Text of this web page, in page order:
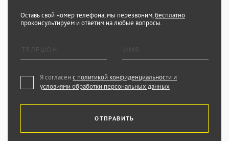
Оставь свой номер телефона, мы перезвоним,бесплатно
проконсультируем и ответим на любые вопросы.
Я согласен с политикой конфиденциальности и
условиями обработки персональных данных
ОТПРАВИТЬ